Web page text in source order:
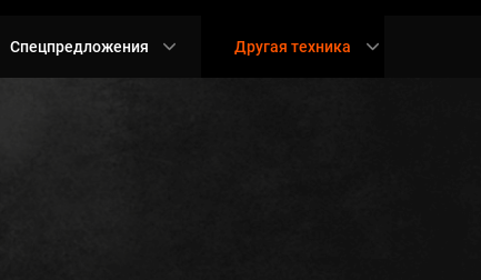
Спецпредложения Другая техника